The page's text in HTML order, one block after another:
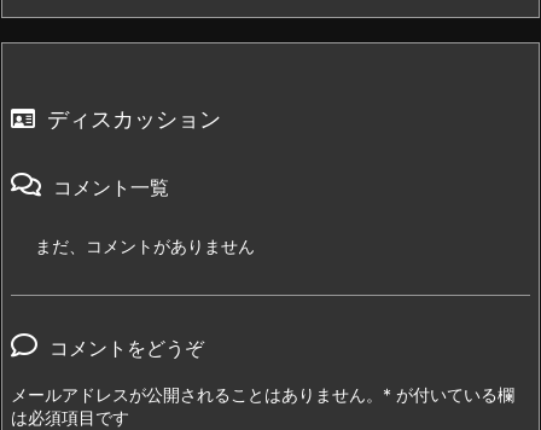
ディスカッション
コメント一覧
まだ、コメントがありません
コメントをどうぞ
メールアドレスが公開されることはありません。 * が付いている欄
は必須項目です